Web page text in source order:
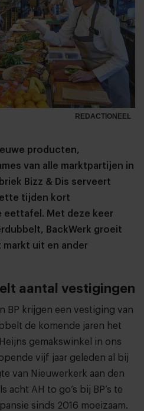
REDACTIONEEL
producten,
van alle marktpartijen in
Bizz & Dis serveert
tijden kort
eettafel. Met deze keer
BackWerk groeit
uit en ander
aantal vestigingen
BP krijgen een vestiging van
de komende jaren het
gemakswinkel in ons
vijf jaar geleden al bij
van Nieuwerkerk aan den
acht AH to go’s bij BP’s te
sinds 2016 moeizaam.